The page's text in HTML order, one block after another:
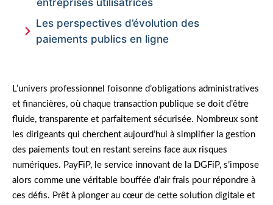
Les perspectives d’évolution des
paiements publics en ligne
L’univers professionnel foisonne d’obligations administratives
et financières, où chaque transaction publique se doit d’être
fluide, transparente et parfaitement sécurisée. Nombreux sont
les dirigeants qui cherchent aujourd’hui à simplifier la gestion
des paiements tout en restant sereins face aux risques
numériques. PayFiP, le service innovant de la DGFiP, s’impose
alors comme une véritable bouffée d’air frais pour répondre à
ces défis. Prêt à plonger au cœur de cette solution digitale et